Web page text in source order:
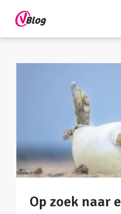
Op zoek naar